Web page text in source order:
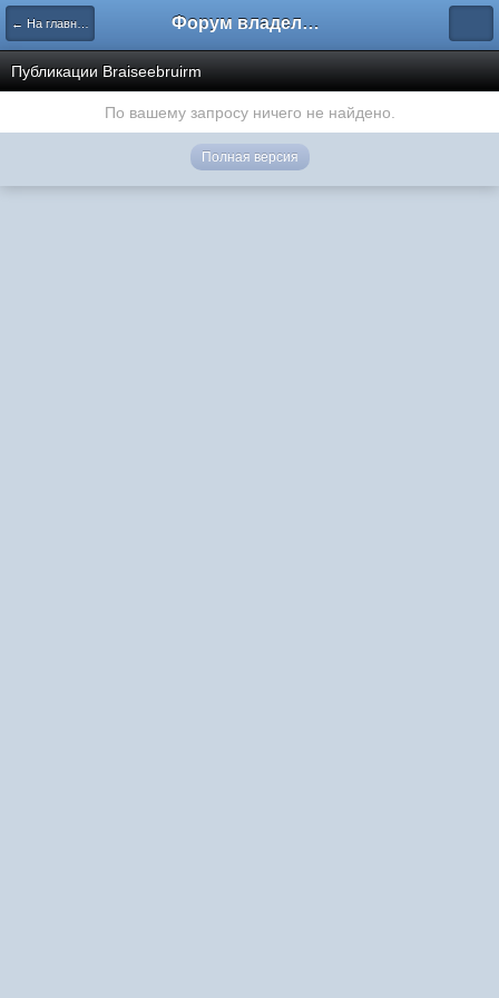
← На главную Форум владельцев интернет-магазинов
Публикации Braiseebruirm
По вашему запросу ничего не найдено.
Полная версия